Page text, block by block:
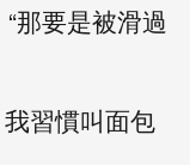
那要是被滑過
習慣叫面包